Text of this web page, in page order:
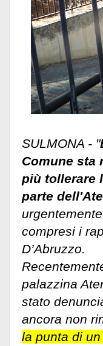
SULMONA - "
Comune sta
più tollerare
parte
compresi i
D’Abruzzo.
palazzina
stato
ancora non
la punta di